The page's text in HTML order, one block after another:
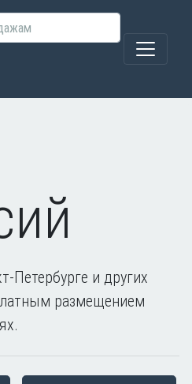
Петербурге и других
размещением